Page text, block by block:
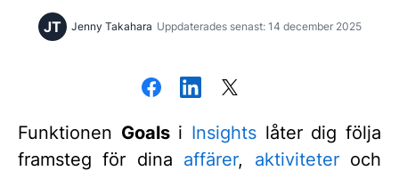
JT Jenny Takahara Uppdaterades senast: 14 december 2025
Funktionen Goalsi Insights låter dig följa
framsteg för dina affärer, aktiviteteroch